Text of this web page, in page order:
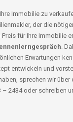
Immobilie zu
der die
für Ihre Immobilie
.
Erwartungen
entwickeln und
sprechen wir über
– 2434 oder schreiben